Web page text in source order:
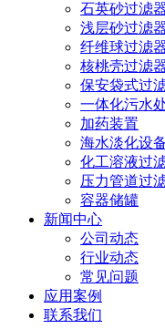
石英砂过滤
浅层砂过滤
纤维球过滤
核桃壳过滤
保安袋式过
一体化污水
加药装置
海水淡化设
化工溶液过
压力管道过
容器储罐
新闻中心
公司动态
行业动态
常见问题
应用案例
联系我们